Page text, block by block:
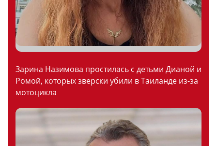
Зарина Назимова простилась с детьми Дианой и
Ромой, которых зверски убили в Таиланде из-за
мотоцикла